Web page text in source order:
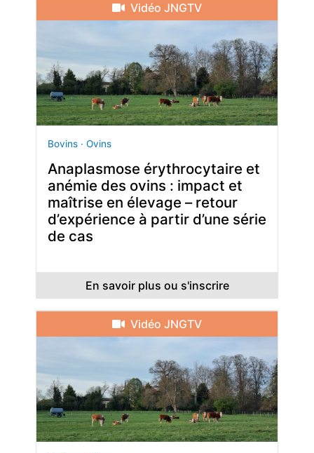
Vidéo JNGTV
Bovins · Ovins
Anaplasmose érythrocytaire et
anémie des ovins : impact et
maîtrise en élevage – retour
d’expérience à partir d’une série
de cas
En savoir plus ou s'inscrire
Vidéo JNGTV